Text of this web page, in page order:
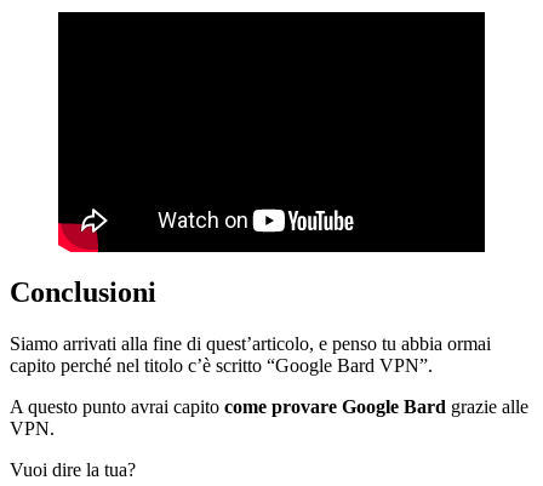
Conclusioni
Siamo arrivati alla fine di quest’articolo, e penso tu abbia ormai
capito perché nel titolo c’è scritto “Google Bard VPN”.
A questo punto avrai capito come provare Google Bard grazie alle
VPN.
Vuoi dire la tua?